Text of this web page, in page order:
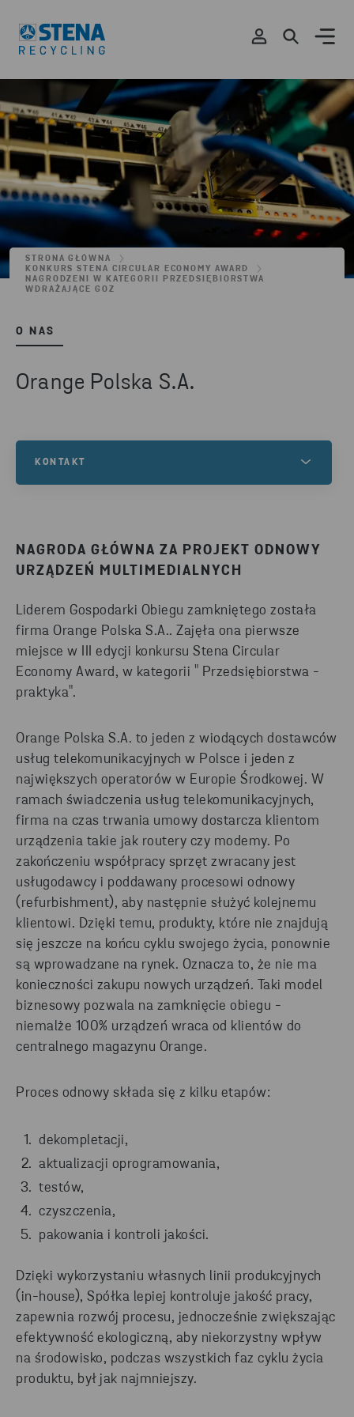
STRONA GŁÓWNA
KONKURS STENA CIRCULAR ECONOMY AWARD
NAGRODZENI W KATEGORII PRZEDSIĘBIORSTWA
WDRAŻAJĄCE GOZ
O NAS
Orange Polska S.A.
NAGRODA GŁÓWNA ZA PROJEKT ODNOWY
URZĄDZEŃ MULTIMEDIALNYCH
Liderem Gospodarki Obiegu zamkniętego została
firma Orange Polska S.A.. Zajęła ona pierwsze
miejsce w III edycji konkursu Stena Circular
Economy Award, w kategorii " Przedsiębiorstwa -
praktyka".
Orange Polska S.A. to jeden z wiodących dostawców
usług telekomunikacyjnych w Polsce i jeden z
największych operatorów w Europie Środkowej. W
ramach świadczenia usług telekomunikacyjnych,
firma na czas trwania umowy dostarcza klientom
urządzenia takie jak routery czy modemy. Po
zakończeniu współpracy sprzęt zwracany jest
usługodawcy i poddawany procesowi odnowy
(refurbishment), aby następnie służyć kolejnemu
klientowi. Dzięki temu, produkty, które nie znajdują
się jeszcze na końcu cyklu swojego życia, ponownie
są wprowadzane na rynek. Oznacza to, że nie ma
konieczności zakupu nowych urządzeń. Taki model
biznesowy pozwala na zamknięcie obiegu -
niemalże 100% urządzeń wraca od klientów do
centralnego magazynu Orange.
Proces odnowy składa się z kilku etapów:
dekompletacji,
aktualizacji oprogramowania,
testów,
czyszczenia,
pakowania i kontroli jakości.
Dzięki wykorzystaniu własnych linii produkcyjnych
(in-house), Spółka lepiej kontroluje jakość pracy,
zapewnia rozwój procesu, jednocześnie zwiększając
efektywność ekologiczną, aby niekorzystny wpływ
na środowisko, podczas wszystkich faz cyklu życia
produktu, był jak najmniejszy.
KONTAKT